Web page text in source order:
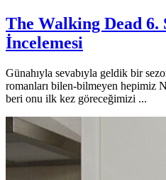
The Walking Dead 6.
İncelemesi
Günahıyla sevabıyla geldik bir
romanları bilen-bilmeyen hepimiz
beri onu ilk kez göreceğimizi ...